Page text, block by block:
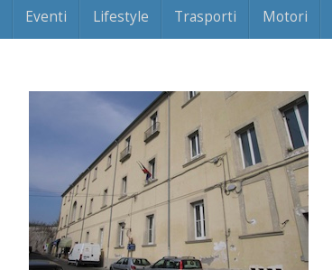
Eventi Lifestyle Trasporti Motori